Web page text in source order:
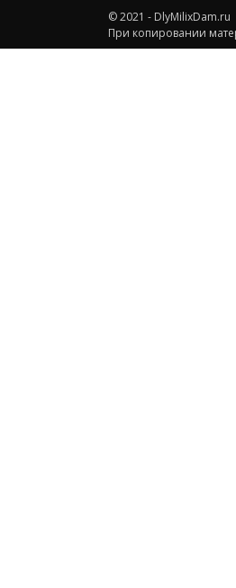
© 2021 - DlyMilixDam.ru
При копировании